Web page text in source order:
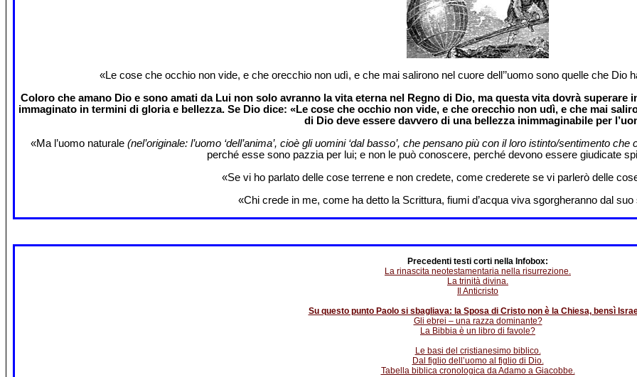
«Le cose che occhio non vide, e che orecchio non udì, e che mai salirono nel cuore dell’’uomo sono quelle che Dio
Coloro che amano Dio e sono amati da Lui non solo avranno la vita eterna nel Regno di Dio, ma questa vita dovrà
immaginato in termini di gloria e bellezza. Se Dio dice: «Le cose che occhio non vide, e che orecchio non udì, e che mai
di Dio deve essere davvero di una bellezza inimmaginabile per
«Ma l’uomo naturale (nel’originale: l’uomo ‘dell’anima’, cioè gli uomini ‘dal basso’, che pensano più con il loro istinto/sentimento
perché esse sono pazzia per lui; e non le può conoscere, perché devono essere giudicate
«Se vi ho parlato delle cose terrene e non credete, come crederete se vi parlerò delle
«Chi crede in me, come ha detto la Scrittura, fiumi d’acqua viva sgorgheranno dal
Precedenti testi corti nella Infobox:
La rinascita neotestamentaria nella risurrezione.
La trinità divina.
Il Anticristo
Su questo punto Paolo si sbagliava: la Sposa di Cristo non è la Chiesa, bensì
Gli ebrei – una razza dominante?
La Bibbia è un libro di favole?
Le basi del cristianesimo biblico.
Dal figlio dell’uomo al figlio di Dio.
Tabella biblica cronologica da Adamo a Giacobbe.